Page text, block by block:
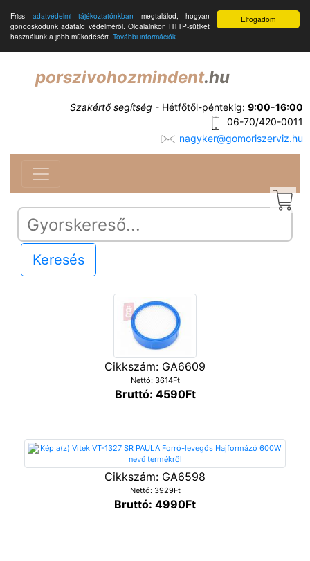
Elfogadom
Friss adatvédelmi tájékoztatónkban megtalálod, hogyan
gondoskodunk adataid védelméről. Oldalainkon HTTP-sütiket
használunk a jobb működésért. További információk
porszivohozmindent.hu
Szakértő segítség - Hétfőtől-péntekig: 9:00-16:00
06-70/420-0011
nagyker@gomoriszerviz.hu
Keresés
Cikkszám: GA6609
Nettó: 3614Ft
Bruttó: 4590Ft
Cikkszám: GA6598
Nettó: 3929Ft
Bruttó: 4990Ft